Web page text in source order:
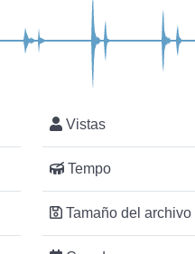
Vistas
Tempo
Tamaño del archivo